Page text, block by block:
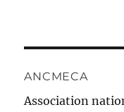
ANCMECA
Association